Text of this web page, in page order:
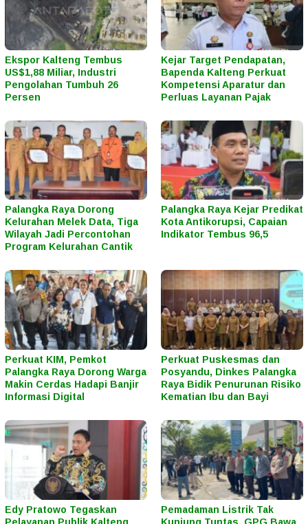
Ekspor Kalteng Tembus
US$1,88 Miliar, Industri
Pengolahan Tumbuh 26
Persen
Kejar Target Pendapatan,
Bapenda Kalteng Perkuat
Kompetensi Aparatur dan
Perluas Layanan Pajak
Palangka Raya Dorong
Kelurahan Melek Data, Tiga
Wilayah Jadi Percontohan
Program Kelurahan Cantik
Palangka Raya Kejar Predikat
Kota Antikorupsi, Capaian
Indikator Tembus 96,5
Perkuat KIM, Pemkot
Palangka Raya Dorong Warga
Makin Cerdas Hadapi Banjir
Informasi Digital
Perkuat Puskesmas dan
Posyandu, Dinkes Palangka
Raya Bidik Penurunan Risiko
Kematian Ibu dan Bayi
Edy Pratowo Tegaskan
Pemadaman Listrik Tak